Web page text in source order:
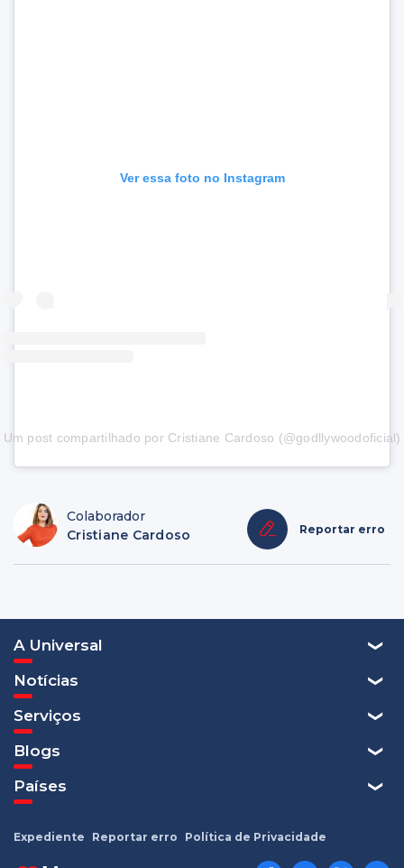
Ver essa foto no Instagram
Um post compartilhado por Cristiane Cardoso (@godllywoodoficial)
Colaborador
Cristiane Cardoso
Reportar erro
A Universal
Notícias
Serviços
Blogs
Países
Expediente Reportar erro Política de Privacidade